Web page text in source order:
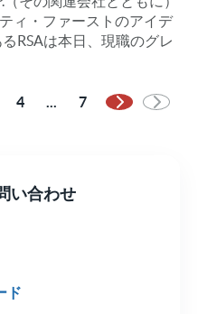
い合わせ
ド
ィ・ファーストのアイデ
RSAは本日、現職のグレ
4 ... 7
次のページ